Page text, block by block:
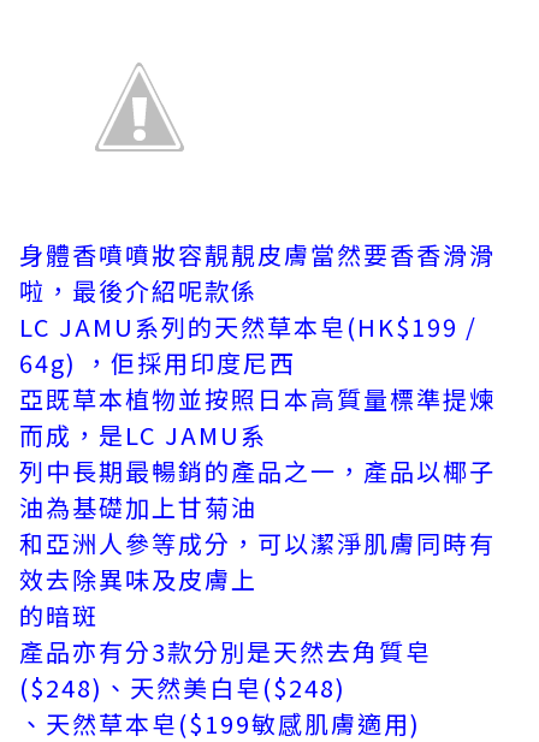
身體香噴噴妝容靚靚皮膚當然要香香滑滑
啦，最後介紹呢款係
LC JAMU系列的天然草本皂(HK$199 /
64g) ，佢採用印度尼西
亞既草本植物並按照日本高質量標準提煉
而成，是LC JAMU系
列中長期最暢銷的產品之一，產品以椰子
油為基礎加上甘菊油
和亞洲人參等成分，可以潔淨肌膚同時有
效去除異味及皮膚上
的暗斑
產品亦有分3款分別是天然去角質皂
($248)、天然美白皂($248)
、天然草本皂($199敏感肌膚適用)